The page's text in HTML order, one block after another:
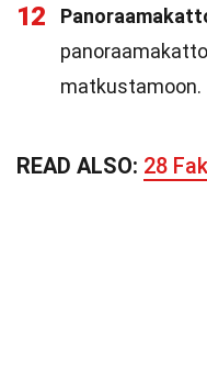
12
matkustamoon.
READ ALSO: 28